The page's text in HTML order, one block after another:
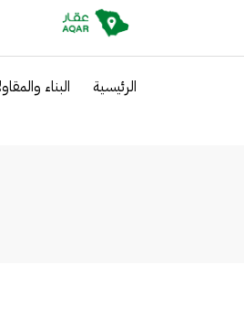
الرئيسية البناء